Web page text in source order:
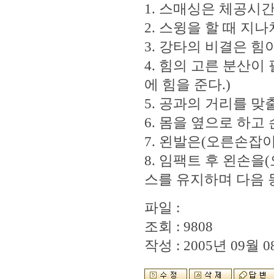
1. 스매싱은 체공시
2. 스윙을 할 때 지
3. 강타의 비결은 힘
4. 힘의 고른 분산이
에 힘을 준다.)
5. 공과의 거리를 맞
6. 몸을 옆으로 하고
7. 왼발은(오른손잡
8. 임팩트 후 왼손을
스를 유지하며 다음
파일 :
조회 : 9808
작성 : 2005년 09월